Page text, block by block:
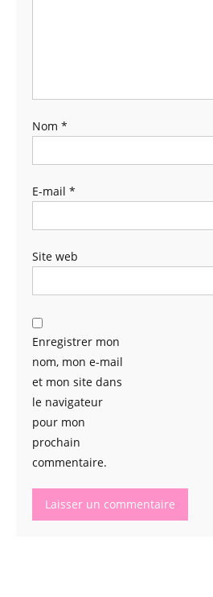
Nom *
E-mail *
Site web
Enregistrer mon
nom, mon e-mail
et mon site dans
le navigateur
pour mon
prochain
commentaire.